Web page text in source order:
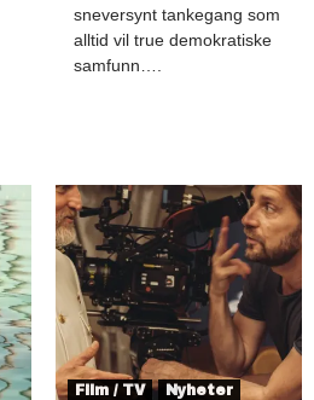
sneversynt tankegang som
alltid vil true demokratiske
samfunn….
Film / TV
Nyheter